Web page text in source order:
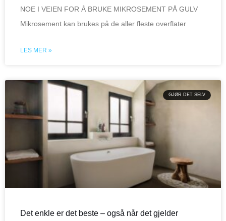
NOE I VEIEN FOR Å BRUKE MIKROSEMENT PÅ GULV
Mikrosement kan brukes på de aller fleste overflater
LES MER »
GJØR DET SELV
Det enkle er det beste – også når det gjelder